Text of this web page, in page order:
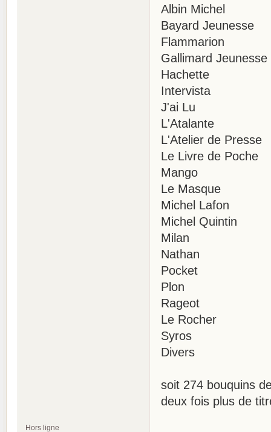
Albin Michel
Bayard
Gallimard
Hachette
Intervista
J'ai Lu
L'Atalante
L'Atelier de
Le Livre de
Mango 9
Le
Michel
Michel
Milan
Nathan
Pocket
Plon
Rageot
Le Rocher
Syros
Divers
soit 274 bouquins
deux fois plus de
Hors ligne